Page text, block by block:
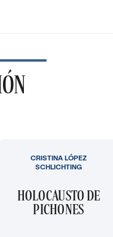
HOLOCAUSTO DE
PICHONES
CRISTINA LÓPEZ
SCHLICHTING